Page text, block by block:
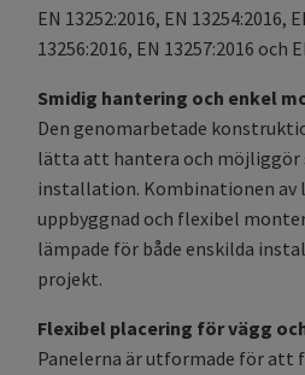
EN 13252:2016, EN 13254:2016,
13256:2016, EN 13257:2016 och
Smidig hantering och enkel
Den genomarbetade
lätta att hantera och möjliggör
installation. Kombinationen av
uppbyggnad och flexibel
lämpade för både enskilda
projekt.
Flexibel placering för vägg
Panelerna är utformade för att